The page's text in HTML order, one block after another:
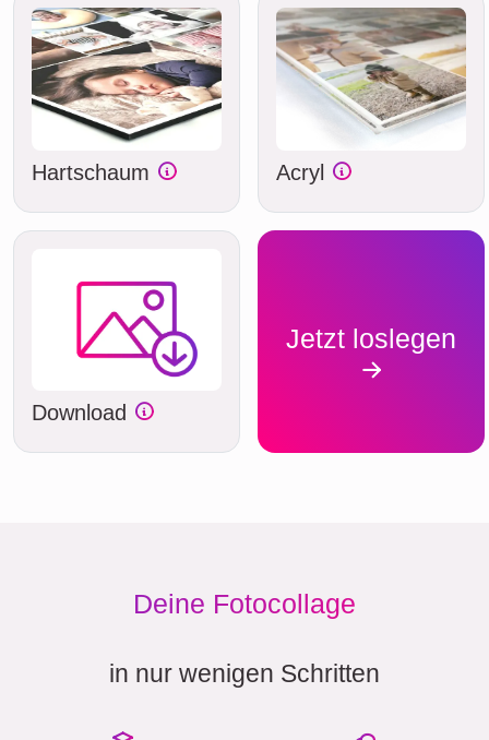
Hartschaum Acryl
Download
Jetzt loslegen
Deine Fotocollage
in nur wenigen Schritten